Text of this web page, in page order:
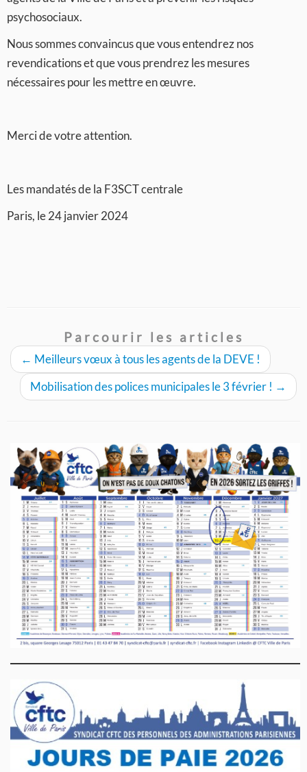
psychosociaux.
Nous sommes convaincus que vous entendrez nos
revendications et que vous prendrez les mesures
nécessaires pour les mettre en œuvre.
Merci de votre attention.
Les mandatés de la F3SCT centrale
Paris, le 24 janvier 2024
Parcourir les articles
← Meilleurs vœux à tous les agents de la DEVE !
Mobilisation des polices municipales le 3 février ! →